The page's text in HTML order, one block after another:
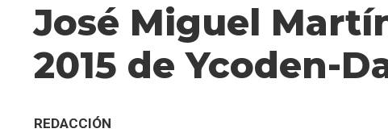
José Miguel
2015 de Ycoden-
REDACCIÓN